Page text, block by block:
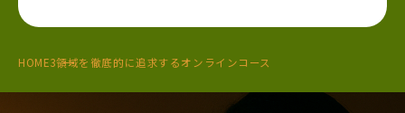
HOME3領域を徹底的に追求するオンラインコース